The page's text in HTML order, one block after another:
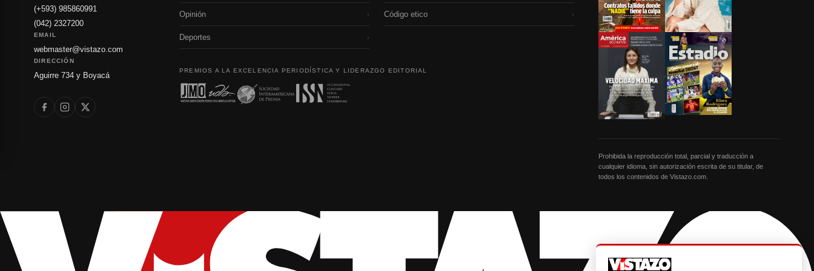
(+593) 985860991
(042) 2327200
EMAIL
webmaster@vistazo.com
DIRECCIÓN
Aguirre 734 y Boyacá
Opinión ›
Deportes ›
Código etico ›
PREMIOS A LA EXCELENCIA PERIODÍSTICA Y LIDERAZGO EDITORIAL
Prohibida la reproducción total, parcial y traducción a
cualquier idioma, sin autorización escrita de su titular, de
todos los contenidos de Vistazo.com.